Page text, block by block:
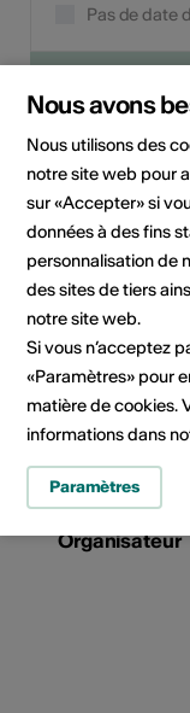
Pas de date
calendrier.
Informations
Informations
Localisation
Artistes
Organisateur
Nous avons
Nous utilisons des
notre site web pour
sur «Accepter» si
données à des fins
personnalisation de
des sites de tiers
notre site web.
Si vous n’acceptez
«Paramètres» pour
matière de cookies.
informations dans
Paramètres